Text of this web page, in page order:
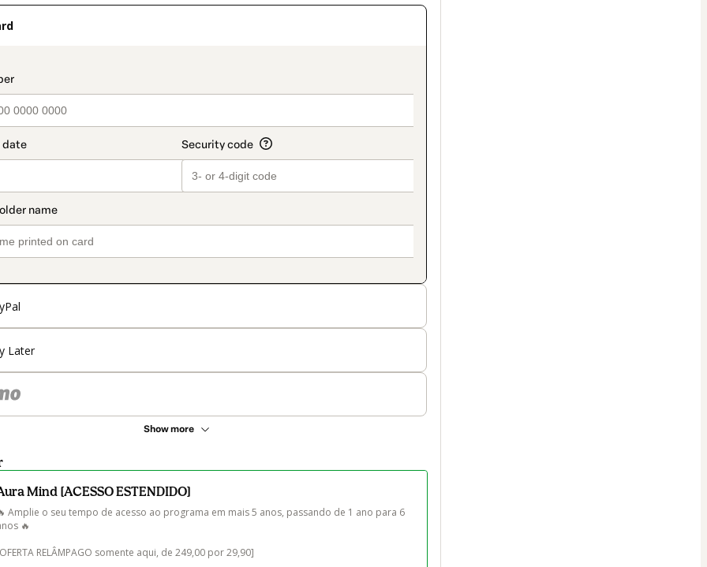
Later
Show more
Mind [ACESSO ESTENDIDO]
Amplie o seu tempo de acesso ao programa em mais 5 anos, passando de 1 ano para 6
🔥
RELÂMPAGO somente aqui, de 249,00 por 29,90]